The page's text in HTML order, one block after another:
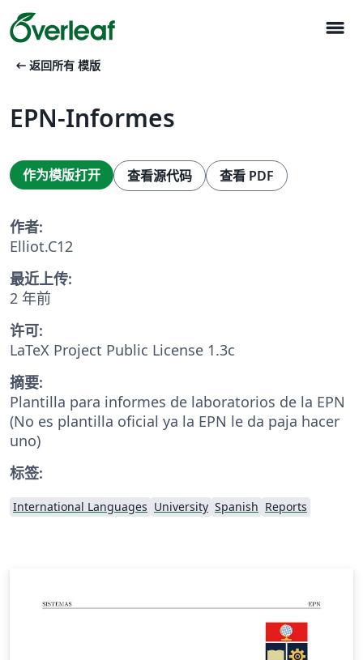
menu
arrow_left_alt 返回所有 模版
EPN-Informes
作为模版打开 查看源代码 查看 PDF
作者:
Elliot.C12
最近上传:
2 年前
许可:
LaTeX Project Public License 1.3c
摘要:
Plantilla para informes de laboratorios de la EPN
(No es plantilla oficial ya la EPN le da paja hacer
uno)
标签:
International Languages University Spanish Reports